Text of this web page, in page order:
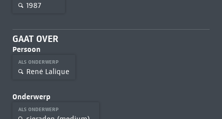
1987
GAAT OVER
Persoon
ALS ONDERWERP
René Lalique
Onderwerp
ALS ONDERWERP